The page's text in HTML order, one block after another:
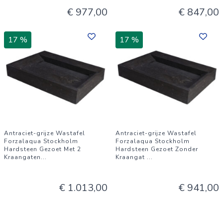
€ 977,00 € 847,00
17 %
Antraciet-grijze Wastafel
Forzalaqua Stockholm
Hardsteen Gezoet Met 2
Kraangaten...
€ 1.013,00
17 %
Antraciet-grijze Wastafel
Forzalaqua Stockholm
Hardsteen Gezoet Zonder
Kraangat ...
€ 941,00